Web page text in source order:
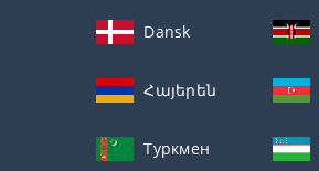
Dansk
Հայերեն
Туркмен